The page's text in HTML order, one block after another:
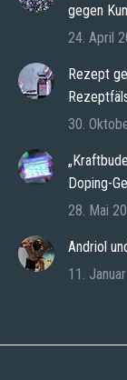
gegen
24. April
Rezept
30.
Doping-
28. Mai
Andriol
11.